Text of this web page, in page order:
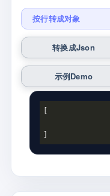
按行转成对象
转换成Json
示例Demo
[
]